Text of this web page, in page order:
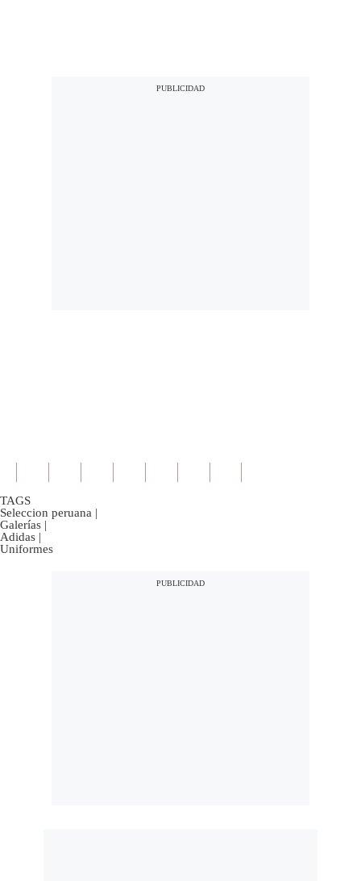
TAGS
Seleccion peruana |
Galerías |
Adidas |
Uniformes